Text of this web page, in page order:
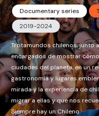
Documentary series
2019-2024
Trotamundos chilenos, junto
encargados de mostrar
ciudades del planeta, en un
gastronomía y lugares
mirada y la experiencia de
migrar a ellas y que nos
Siempre hay un Chileno.